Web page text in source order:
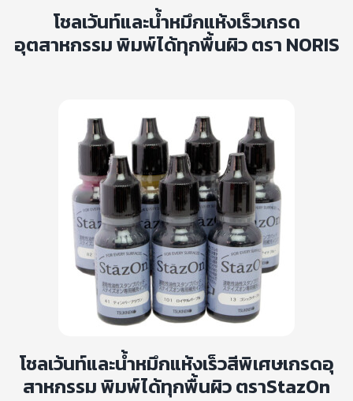
โชลเว้นท์และน้ำหมึกแห้งเร็วเกรด
อุตสาหกรรม พิมพ์ได้ทุกพื้นผิว ตรา NORIS
โชลเว้นท์และน้ำหมึกแห้งเร็วสีพิเศษเกรดอุ
สาหกรรม พิมพ์ได้ทุกพื้นผิว ตราStazOn